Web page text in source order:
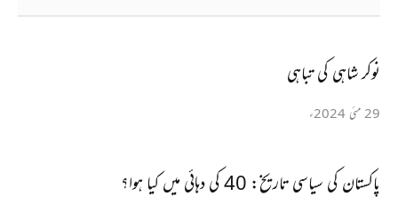
نوکر شاہی کی تباہی
29 مئی 2024ء
پاکستان کی سیاسی تاریخ: 40 کی دہائی میں کیا ہوا؟